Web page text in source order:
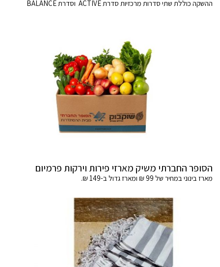
ההשקה כוללת שתי סדרות מרכזיות סדרת ACTIVE וסדרת BALANCE
הסופר החברתי משיק מארזי פירות וירקות פרמיום
מארז בינוני במחיר של 99 ₪ ומארז גדול ב-149 ₪.